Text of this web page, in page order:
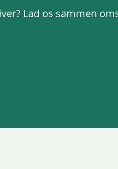
Lad os sammen